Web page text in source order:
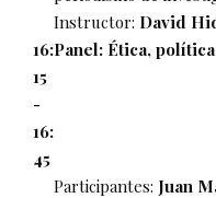
Instructor: David
16:
15
-
16:
45
Panel: Ética,
Participantes: Juan